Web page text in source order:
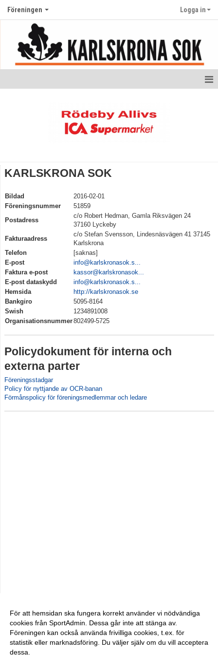
Föreningen Logga in
Grafisk profil
Klubbkläder
Gynna klubben
KARLSKRONA SOK
Bildad
2016-02-01
Föreningsnummer
51859
Postadress
c/o Robert Hedman, Gamla Riksvägen 24
37160 Lyckeby
Fakturaadress
c/o Stefan Svensson, Lindesnäsvägen 41 37145
Karlskrona
Telefon
[saknas]
E-post
info@karlskronasok.s...
Faktura e-post
kassor@karlskronasok...
E-post dataskydd
info@karlskronasok.s...
Hemsida
http://karlskronasok.se
Bankgiro
5095-8164
Swish
1234891008
Organisationsnummer802499-5725
Policydokument för interna och
externa parter
Föreningsstadgar
Policy för nyttjande av OCR-banan
Förmånspolicy för föreningsmedlemmar och ledare
För att hemsidan ska fungera korrekt använder vi nödvändiga
cookies från SportAdmin. Dessa går inte att stänga av.
Föreningen kan också använda frivilliga cookies, t.ex. för
statistik eller marknadsföring. Du väljer själv om du vill acceptera
dessa.